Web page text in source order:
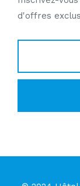
d'offres